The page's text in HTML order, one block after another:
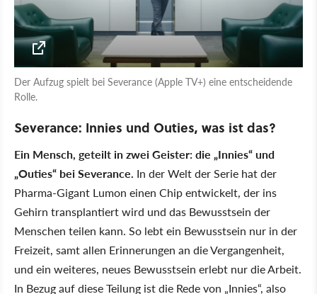
Der Aufzug spielt bei Severance (Apple TV+) eine entscheidende
Rolle.
Severance: Innies und Outies, was ist das?
Ein Mensch, geteilt in zwei Geister: die „Innies“ und
„Outies“ bei Severance. In der Welt der Serie hat der
Pharma-Gigant Lumon einen Chip entwickelt, der ins
Gehirn transplantiert wird und das Bewusstsein der
Menschen teilen kann. So lebt ein Bewusstsein nur in der
Freizeit, samt allen Erinnerungen an die Vergangenheit,
und ein weiteres, neues Bewusstsein erlebt nur die Arbeit.
In Bezug auf diese Teilung ist die Rede von „Innies“, also